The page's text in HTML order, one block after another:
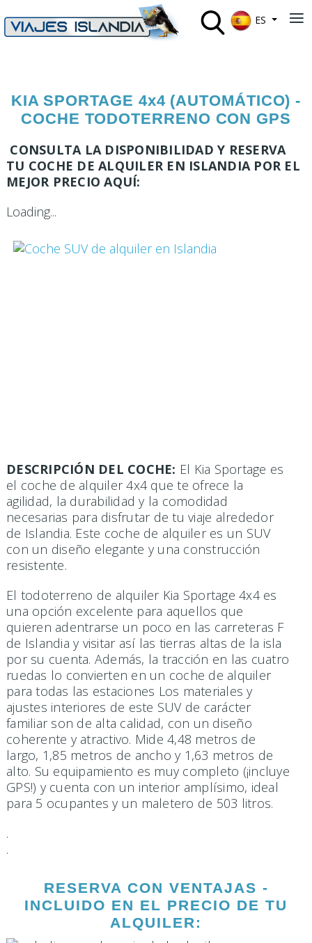
ES
KIA SPORTAGE 4x4 (AUTOMÁTICO) -
COCHE TODOTERRENO CON GPS
CONSULTA LA DISPONIBILIDAD Y RESERVA
TU COCHE DE ALQUILER EN ISLANDIA POR EL
MEJOR PRECIO AQUÍ:
Loading...
DESCRIPCIÓN DEL COCHE: El Kia Sportage es
el coche de alquiler 4x4 que te ofrece la
agilidad, la durabilidad y la comodidad
necesarias para disfrutar de tu viaje alrededor
de Islandia. Este coche de alquiler es un SUV
con un diseño elegante y una construcción
resistente.
El todoterreno de alquiler Kia Sportage 4x4 es
una opción excelente para aquellos que
quieren adentrarse un poco en las carreteras F
de Islandia y visitar así las tierras altas de la isla
por su cuenta. Además, la tracción en las cuatro
ruedas lo convierten en un coche de alquiler
para todas las estaciones Los materiales y
ajustes interiores de este SUV de carácter
familiar son de alta calidad, con un diseño
coherente y atractivo. Mide 4,48 metros de
largo, 1,85 metros de ancho y 1,63 metros de
alto. Su equipamiento es muy completo (¡incluye
GPS!) y cuenta con un interior amplísimo, ideal
para 5 ocupantes y un maletero de 503 litros.
.
.
RESERVA CON VENTAJAS -
INCLUIDO EN EL PRECIO DE TU
ALQUILER:
≡